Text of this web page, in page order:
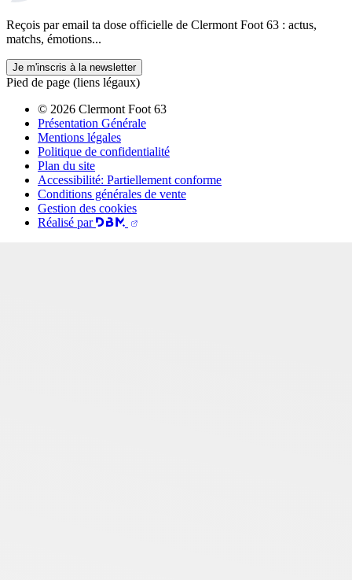
Reçois par email ta dose officielle de Clermont Foot 63 : actus,
matchs, émotions...
Je m'inscris à la newsletter
Pied de page (liens légaux)
© 2026 Clermont Foot 63
Présentation Générale
Mentions légales
Politique de confidentialité
Plan du site
Accessibilité: Partiellement conforme
Conditions générales de vente
Gestion des cookies
Réalisé par